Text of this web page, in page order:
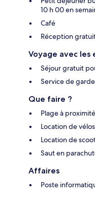
10 h 00 en
Café
Réception
Voyage avec les
Séjour gratuit
Service de
Que faire ?
Plage à proximité
Location de
Location de
Saut en
Affaires
Poste